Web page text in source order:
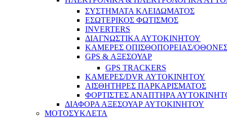
ΣΥΣΤΗΜΑΤΑ ΚΛΕΙΔΩΜΑΤΟΣ
ΕΣΩΤΕΡΙΚΟΣ ΦΩΤΙΣΜΟΣ
INVERTERS
ΔΙΑΓΝΩΣΤΙΚΑ ΑΥΤΟΚΙΝΗΤΟΥ
ΚΑΜΕΡΕΣ ΟΠΙΣΘΟΠΟΡΕΙΑΣ/
GPS & ΑΞΕΣΟΥΑΡ
GPS TRACKERS
ΚΑΜΕΡΕΣ/DVR ΑΥΤΟΚΙΝΗΤΟΥ
ΑΙΣΘΗΤΗΡΕΣ ΠΑΡΚΑΡΙΣΜΑΤΟΣ
ΦΟΡΤΙΣΤΕΣ ΑΝΑΠΤΗΡΑ
ΔΙΑΦΟΡΑ ΑΞΕΣΟΥΑΡ ΑΥΤΟΚΙΝΗΤΟΥ
ΜΟΤΟΣΥΚΛΕΤΑ